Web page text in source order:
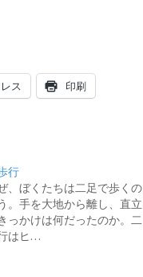
ス 印刷
行
、ぼくたちは二足で歩くの
。手を大地から離し、直立
っかけは何だったのか。二
はヒ…